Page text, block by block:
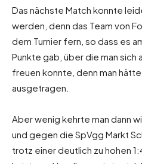
Das nächste Match konnte
werden, denn das Team von
dem Turnier fern, so dass es
Punkte gab, über die man sich
freuen konnte, denn man
ausgetragen.
Aber wenig kehrte man dann
und gegen die SpVgg Markt
trotz einer deutlich zu hohen